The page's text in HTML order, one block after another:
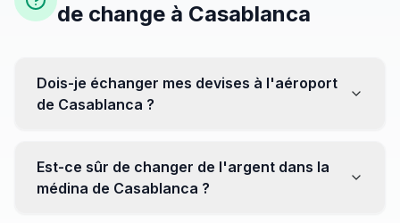
de change à Casablanca
Dois-je échanger mes devises à l'aéroport
de Casablanca ?
être moins avantageux. Orientez-vous plutôt vers les
bureaux de change en ville pour obtenir de meilleurs
Est-ce sûr de changer de l'argent dans la
médina de Casablanca ?